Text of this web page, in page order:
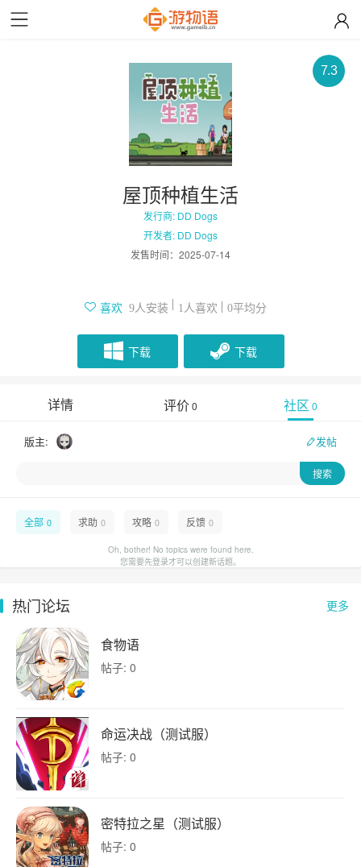
7.3
屋顶种植生活
发行商: DD Dogs
开发者: DD Dogs
发售时间： 2025-07-14
喜欢 9人安装 1 人喜欢 0平均分
下载 下载
详情 评价0 社区 0
版主: 发帖
全部 0 求助 0 攻略 0 反馈 0
Oh, bother! No topics were found here.
您需要先登录才可以创建新话题。
更多
热门论坛
食物语
帖子: 0
命运决战（测试服）
帖子: 0
密特拉之星（测试服）
帖子: 0